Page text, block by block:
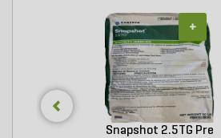
Snapshot 2.5TG Pre
+